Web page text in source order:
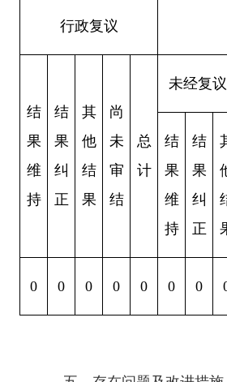
行政复议
结
果
维
持
结
果
纠
正
其
他
结
果
尚
未
审
结
总
计
未经复
结
果
维
持
结
果
纠
正
0 0 0 0 0 0 0